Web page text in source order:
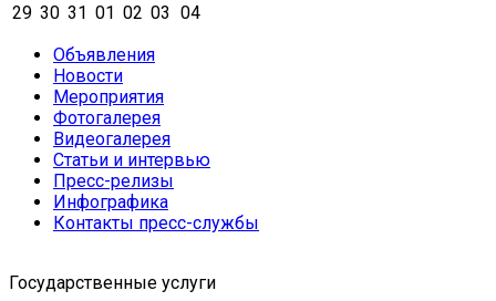
29 30 31 01 02 03 04
Объявления
Новости
Мероприятия
Фотогалерея
Видеогалерея
Статьи и интервью
Пресс-релизы
Инфографика
Контакты пресс-службы
Государственные услуги